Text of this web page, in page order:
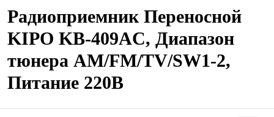
Радиоприемник Переносной
KIPO KB-409AC, Диапазон
тюнера AM/FM/TV/SW1-2,
Питание 220В